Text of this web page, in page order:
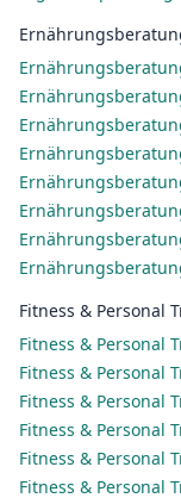
Fitness & Personal
Fitness & Personal
Fitness & Personal
Fitness & Personal
Fitness & Personal
Fitness & Personal
Fitness & Personal